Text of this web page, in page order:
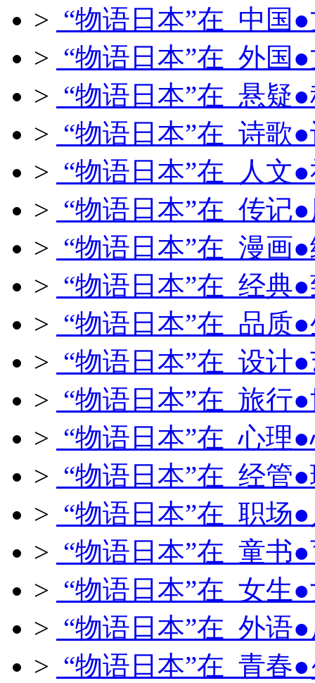
> “物语日本”在 中国
> “物语日本”在 外国
> “物语日本”在 悬疑
> “物语日本”在 诗歌
> “物语日本”在 人文
> “物语日本”在 传记
> “物语日本”在 漫画
> “物语日本”在 经典
> “物语日本”在 品质
> “物语日本”在 设计
> “物语日本”在 旅行
> “物语日本”在 心理
> “物语日本”在 经管
> “物语日本”在 职场
> “物语日本”在 童书
> “物语日本”在 女生
> “物语日本”在 外语
> “物语日本”在 青春